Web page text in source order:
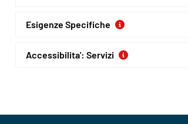
Esigenze Specifiche
Accessibilita': Servizi